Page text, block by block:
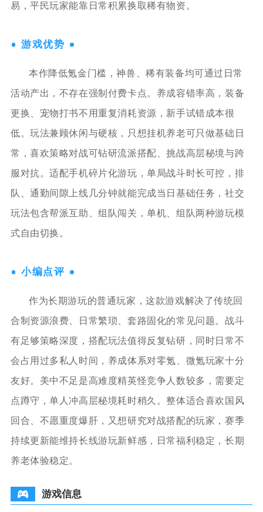
易，平民玩家能靠日常积累换取稀有物资。
游戏优势
本作降低氪金门槛，神兽、稀有装备均可通过日常
活动产出，不存在强制付费卡点。养成容错率高，装备
更换、宠物打书不用重复消耗资源，新手试错成本很
低。玩法兼顾休闲与硬核，只想挂机养老可只做基础日
常，喜欢策略对战可钻研流派搭配、挑战高层秘境与跨
服对抗。适配手机碎片化游玩，单局战斗时长可控，排
队、通勤间隙上线几分钟就能完成当日基础任务，社交
玩法包含帮派互助、组队闯关，单机、组队两种游玩模
式自由切换。
小编点评
作为长期游玩的普通玩家，这款游戏解决了传统回
合制资源浪费、日常繁琐、套路固化的常见问题。战斗
有足够策略深度，搭配玩法值得反复钻研，同时日常不
会占用过多私人时间，养成体系对零氪、微氪玩家十分
友好。美中不足是高难度精英怪竞争人数较多，需要定
点蹲守，单人冲高层秘境耗时稍久。整体适合喜欢国风
回合、不愿重度爆肝，又想研究对战搭配的玩家，赛季
持续更新能维持长线游玩新鲜感，日常福利稳定，长期
养老体验稳定。
游戏信息